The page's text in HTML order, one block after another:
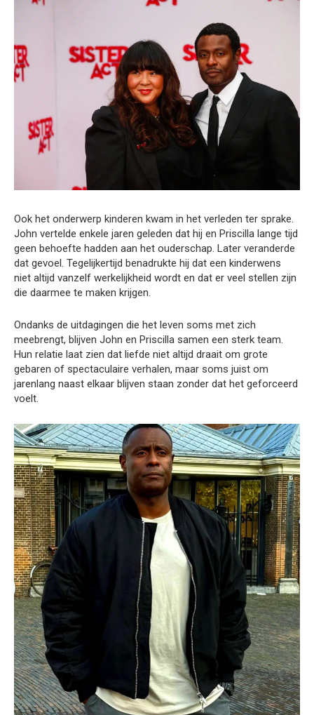
Ook het onderwerp kinderen kwam in het verleden ter sprake.
John vertelde enkele jaren geleden dat hij en Priscilla lange tijd
geen behoefte hadden aan het ouderschap. Later veranderde
dat gevoel. Tegelijkertijd benadrukte hij dat een kinderwens
niet altijd vanzelf werkelijkheid wordt en dat er veel stellen zijn
die daarmee te maken krijgen.
Ondanks de uitdagingen die het leven soms met zich
meebrengt, blijven John en Priscilla samen een sterk team.
Hun relatie laat zien dat liefde niet altijd draait om grote
gebaren of spectaculaire verhalen, maar soms juist om
jarenlang naast elkaar blijven staan zonder dat het geforceerd
voelt.